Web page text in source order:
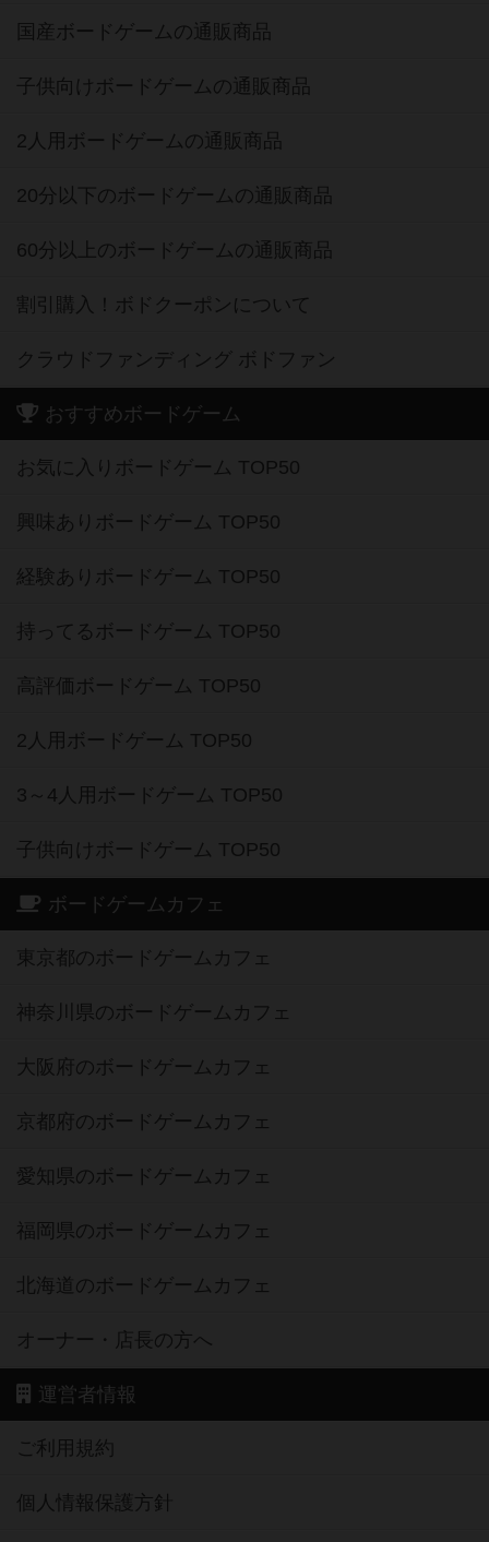
国産ボードゲームの通販商品
子供向けボードゲームの通販商品
2人用ボードゲームの通販商品
20分以下のボードゲームの通販商品
60分以上のボードゲームの通販商品
割引購入！ボドクーポンについて
クラウドファンディング ボドファン
おすすめボードゲーム
お気に入りボードゲーム TOP50
興味ありボードゲーム TOP50
経験ありボードゲーム TOP50
持ってるボードゲーム TOP50
高評価ボードゲーム TOP50
2人用ボードゲーム TOP50
3～4人用ボードゲーム TOP50
子供向けボードゲーム TOP50
ボードゲームカフェ
東京都のボードゲームカフェ
神奈川県のボードゲームカフェ
大阪府のボードゲームカフェ
京都府のボードゲームカフェ
愛知県のボードゲームカフェ
福岡県のボードゲームカフェ
北海道のボードゲームカフェ
オーナー・店長の方へ
運営者情報
ご利用規約
個人情報保護方針